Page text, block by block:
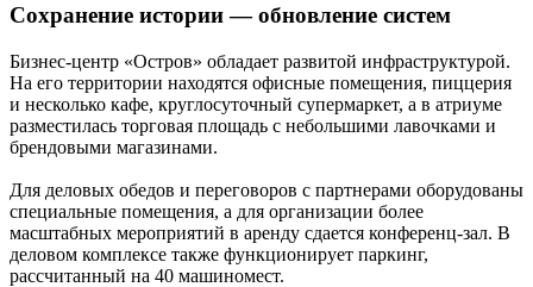
Сохранение истории — обновление систем
Бизнес-центр «Остров» обладает развитой инфраструктурой.
На его территории находятся офисные помещения, пиццерия
и несколько кафе, круглосуточный супермаркет, а в атриуме
разместилась торговая площадь с небольшими лавочками и
брендовыми магазинами.
Для деловых обедов и переговоров с партнерами оборудованы
специальные помещения, а для организации более
масштабных мероприятий в аренду сдается конференц-зал. В
деловом комплексе также функционирует паркинг,
рассчитанный на 40 машиномест.